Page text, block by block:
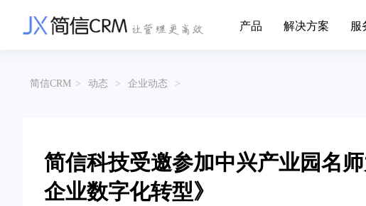
产品
营销云
从营销获客到商机转化的全流程管理
渠道云
解决方案
挖现有客户价值以及开发更多新...
的现代化管理
传媒文娱
传媒企业自身由于数字化传媒的发
服
帮助文档
以CRM产品为基础的功能点
关于简信
免责声明
简信CRM > 动态 > 企业动态 >
简信科技受邀参加中兴产业园名
企业数字化转型》